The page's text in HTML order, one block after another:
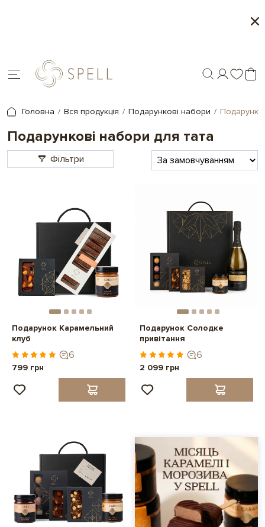
Головна Вся продукція Подарункові набори
Подарункові набори для тата
Фільтри
Подарунок Карамельний
клуб
6
799 грн
Подарунок Солодке
привітання
6
2 099 грн